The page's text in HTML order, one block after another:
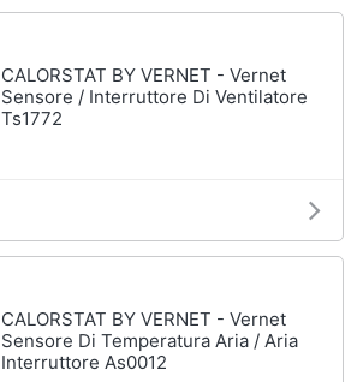
CALORSTAT BY VERNET - Vernet
Sensore / Interruttore Di Ventilatore
Ts1772
CALORSTAT BY VERNET - Vernet
Sensore Di Temperatura Aria / Aria
Interruttore As0012